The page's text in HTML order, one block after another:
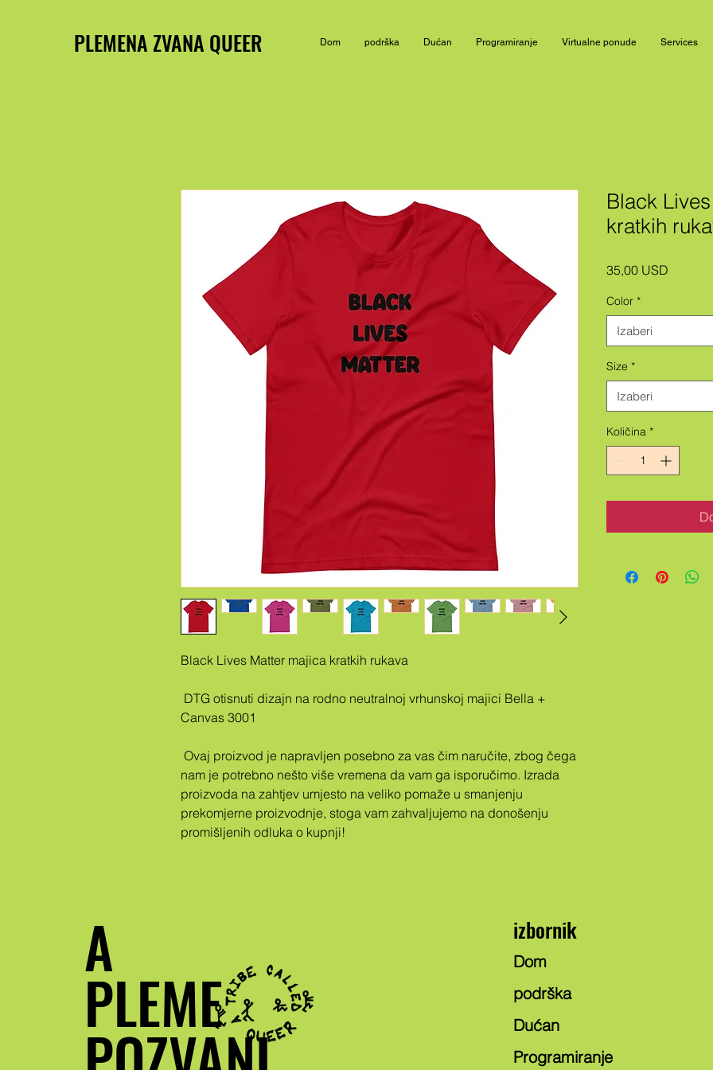
PLEMENA ZVANA QUEER Dom podrška Dućan Programiranje Virtualne ponude Services
Black Lives Matter majica kratkih rukava
Canvas 3001
nam je potrebno nešto više vremena da vam ga isporučimo. Izrada
proizvoda na zahtjev umjesto na veliko pomaže u smanjenju
prekomjerne proizvodnje, stoga vam zahvaljujemo na donošenju
promišljenih odluka o kupnji!
Black
kratkih
35,00 USD
Color *
Izaberi
Size *
Izaberi
Količina *
A
PLEME
izbornik
Dom
podrška
Dućan
Programiranje